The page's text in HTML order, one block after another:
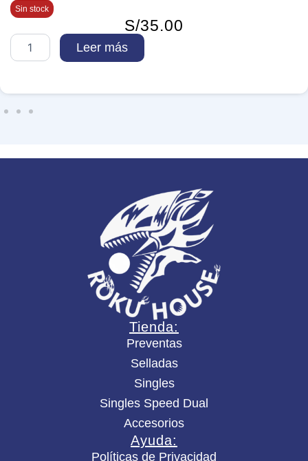
Sin stock
S/35.00
C
T
Leer más
Tienda:
Preventas
Selladas
Singles
Singles Speed Dual
Accesorios
Ayuda:
Políticas de Privacidad